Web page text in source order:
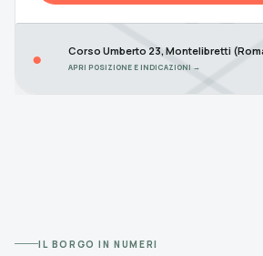
● Corso Umberto 23, Montelibretti
APRI POSIZIONE E INDICAZIONI →
IL BORGO IN NUMERI